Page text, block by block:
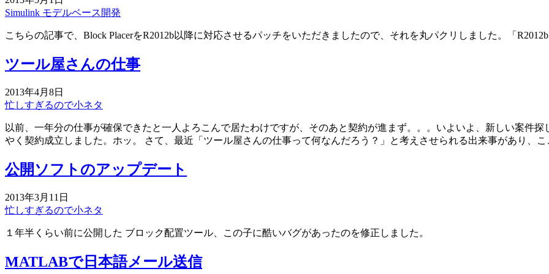
Simulink モデルベース開発
こちらの記事で、Block PlacerをR2012b以降に対応させるパッチをいただきましたので、それを丸パクリしました。「
ツール屋さんの仕事
2013年4月8日
忙しすぎるので小ネタ
以前、一年分の仕事が確保できたと一人よろこんで居たわけですが、そのあと契約が進まず。。。いよいよ、新しい案件
やく契約成立しました。ホッ。 さて、最近「ツール屋さんの仕事って何なんだろう？」と考えさせられる出来事があり、
公開ソフトのアップデート
2013年3月11日
忙しすぎるので小ネタ
１年半くらい前に公開した ブロック配置ツール、この子に酷いバグがあったのを修正しました。
MATLABで日本語メール送信